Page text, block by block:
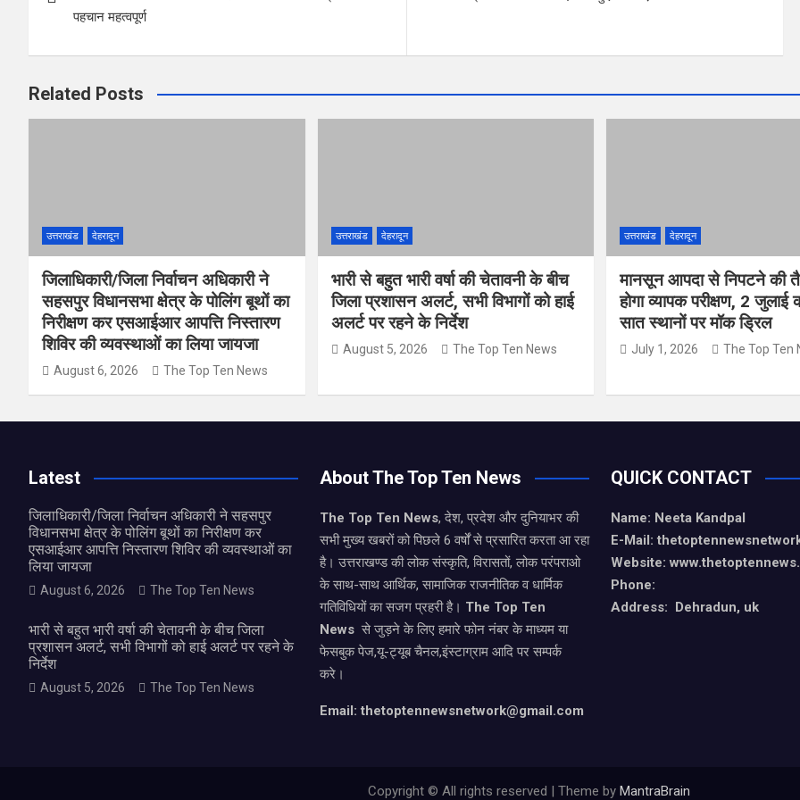
k
पहचान महत्वपूर्ण
Related Posts
उत्तराखंड देहरादून
जिलाधिकारी/जिला निर्वाचन अधिकारी ने
सहसपुर विधानसभा क्षेत्र के पोलिंग बूथों का
निरीक्षण कर एसआईआर आपत्ति निस्तारण
शिविर की व्यवस्थाओं का लिया जायजा
August 6, 2026 The Top Ten News
उत्तराखंड देहरादून
भारी से बहुत भारी वर्षा की चेतावनी के बीच
जिला प्रशासन अलर्ट, सभी विभागों को हाई
अलर्ट पर रहने के निर्देश
August 5, 2026 The Top Ten News
उत्तराखंड देहरादून
मानसून आपदा से निपटने की
होगा व्यापक परीक्षण, 2
सात स्थानों पर मॉक ड्रिल
July 1, 2026 The Top Ten
Latest
जिलाधिकारी/जिला निर्वाचन अधिकारी ने सहसपुर
विधानसभा क्षेत्र के पोलिंग बूथों का निरीक्षण कर
एसआईआर आपत्ति निस्तारण शिविर की व्यवस्थाओं का
लिया जायजा
August 6, 2026 The Top Ten News
भारी से बहुत भारी वर्षा की चेतावनी के बीच जिला
प्रशासन अलर्ट, सभी विभागों को हाई अलर्ट पर रहने के
निर्देश
August 5, 2026 The Top Ten News
About The Top Ten News
The Top Ten News, देश, प्रदेश और दुनियाभर की
सभी मुख्य खबरों को पिछले 6 वर्षों से प्रसारित करता आ रहा
है। उत्तराखण्ड की लोक संस्कृति, विरासतों, लोक परंपराओ
के साथ-साथ आर्थिक, सामाजिक राजनीतिक व धार्मिक
गतिविधियों का सजग प्रहरी है। The Top Ten
News से जुड़ने के लिए हमारे फोन नंबर के माध्यम या
फेसबुक पेज,यू-ट्यूब चैनल,इंस्टाग्राम आदि पर सम्पर्क
करे।
Email: thetoptennewsnetwork@gmail.com
QUICK CONTACT
Name: Neeta Kandpal
E-Mail:
Website:
Phone:
Address: Dehradun, uk
Copyright © All rights reserved | Theme by MantraBrain